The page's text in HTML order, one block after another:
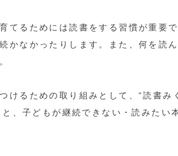
てるためには読書をする習慣が重要
かなかったりします。また、何を読
けるための取り組みとして、“読書
、子どもが継続できない・読みたい